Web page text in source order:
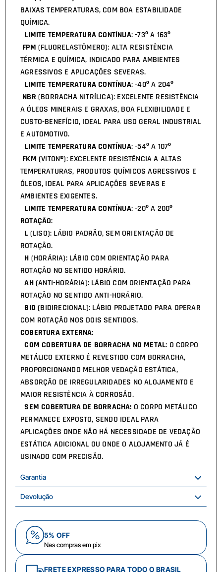
BAIXAS TEMPERATURAS, COM BOA ESTABILIDADE
QUÍMICA.
LIMITE TEMPERATURA CONTÍNUA: -73º A 163º
FPM (FLUORELASTÔMERO): ALTA RESISTÊNCIA
TÉRMICA E QUÍMICA, INDICADO PARA AMBIENTES
AGRESSIVOS E APLICAÇÕES SEVERAS.
LIMITE TEMPERATURA CONTÍNUA: -40º A 204º
NBR (BORRACHA NITRÍLICA): EXCELENTE RESISTÊNCIA
A ÓLEOS MINERAIS E GRAXAS, BOA FLEXIBILIDADE E
CUSTO-BENEFÍCIO, IDEAL PARA USO GERAL INDUSTRIAL
E AUTOMOTIVO.
LIMITE TEMPERATURA CONTÍNUA: -54º A 107º
FKM (VITON®): EXCELENTE RESISTÊNCIA A ALTAS
TEMPERATURAS, PRODUTOS QUÍMICOS AGRESSIVOS E
ÓLEOS, IDEAL PARA APLICAÇÕES SEVERAS E
AMBIENTES EXIGENTES.
LIMITE TEMPERATURA CONTÍNUA: -20º A 200º
ROTAÇÃO:
L (LISO): LÁBIO PADRÃO, SEM ORIENTAÇÃO DE
ROTAÇÃO.
H (HORÁRIA): LÁBIO COM ORIENTAÇÃO PARA
ROTAÇÃO NO SENTIDO HORÁRIO.
AH(ANTI-HORÁRIA): LÁBIO COM ORIENTAÇÃO PARA
ROTAÇÃO NO SENTIDO ANTI-HORÁRIO.
BID (BIDIRECIONAL): LÁBIO PROJETADO PARA OPERAR
COM ROTAÇÃO NOS DOIS SENTIDOS.
COBERTURA EXTERNA:
COM COBERTURA DE BORRACHA NO METAL: O CORPO
METÁLICO EXTERNO É REVESTIDO COM BORRACHA,
PROPORCIONANDO MELHOR VEDAÇÃO ESTÁTICA,
ABSORÇÃO DE IRREGULARIDADES NO ALOJAMENTO E
MAIOR RESISTÊNCIA À CORROSÃO.
SEM COBERTURA DE BORRACHA: O CORPO METÁLICO
PERMANECE EXPOSTO, SENDO IDEAL PARA
APLICAÇÕES ONDE NÃO HÁ NECESSIDADE DE VEDAÇÃO
ESTÁTICA ADICIONAL OU ONDE O ALOJAMENTO JÁ É
USINADO COM PRECISÃO.
Garantia
Devolução
5% OFF
Nas compras em pix
FRETE EXPRESSO PARA TODO O BRASIL